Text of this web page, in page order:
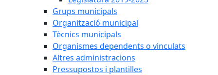
Grups municipals
Organització municipal
Tècnics municipals
Organismes dependents o vinculats
Altres administracions
Pressupostos i plantilles